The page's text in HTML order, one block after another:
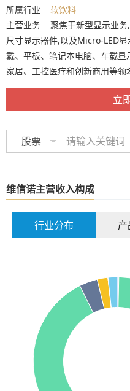
所属行业 软饮料
主营业务 聚焦于新型显示业务
尺寸显示器件,以及Micro-LED
戴、平板、笔记本电脑、车载
家居、工控医疗和创新商用等领
立
股票
维信诺主营收入构成
行业分布